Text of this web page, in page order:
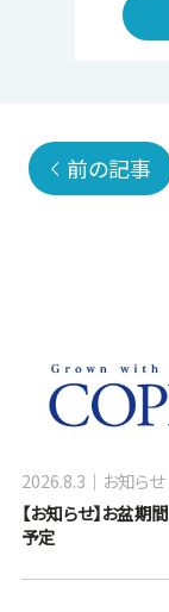
前の記事
【お知らせ】お盆期
予定
2026.8.3
お知らせ